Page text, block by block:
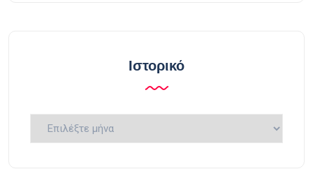
Ιστορικό
Ιστορικό